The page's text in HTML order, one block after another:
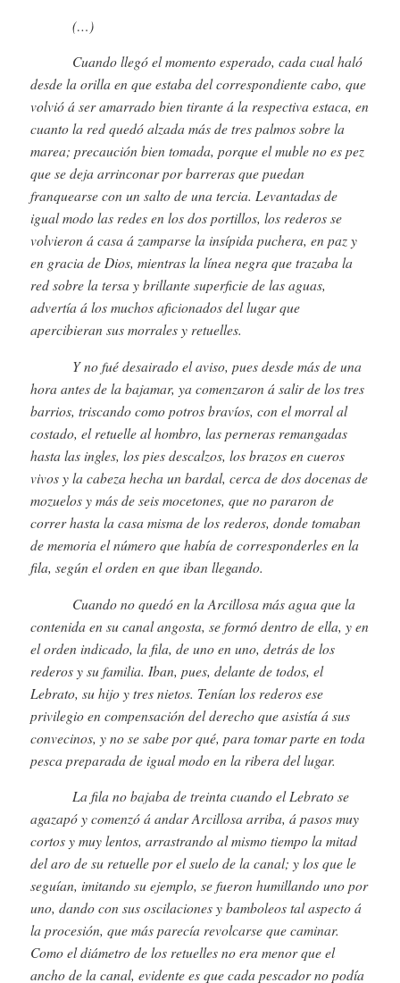
(…)
Cuando llegó el momento esperado, cada cual haló
desde la orilla en que estaba del correspondiente cabo, que
volvió á ser amarrado bien tirante á la respectiva estaca, en
cuanto la red quedó alzada más de tres palmos sobre la
marea; precaución bien tomada, porque el muble no es pez
que se deja arrinconar por barreras que puedan
franquearse con un salto de una tercia. Levantadas de
igual modo las redes en los dos portillos, los rederos se
volvieron á casa á zamparse la insípida puchera, en paz y
en gracia de Dios, mientras la línea negra que trazaba la
red sobre la tersa y brillante superficie de las aguas,
advertía á los muchos aficionados del lugar que
apercibieran sus morrales y retuelles.
Y no fué desairado el aviso, pues desde más de una
hora antes de la bajamar, ya comenzaron á salir de los tres
barrios, triscando como potros bravíos, con el morral al
costado, el retuelle al hombro, las perneras remangadas
hasta las ingles, los pies descalzos, los brazos en cueros
vivos y la cabeza hecha un bardal, cerca de dos docenas de
mozuelos y más de seis mocetones, que no pararon de
correr hasta la casa misma de los rederos, donde tomaban
de memoria el número que había de corresponderles en la
fila, según el orden en que iban llegando.
Cuando no quedó en la Arcillosa más agua que la
contenida en su canal angosta, se formó dentro de ella, y en
el orden indicado, la fila, de uno en uno, detrás de los
rederos y su familia. Iban, pues, delante de todos, el
Lebrato, su hijo y tres nietos. Tenían los rederos ese
privilegio en compensación del derecho que asistía á sus
convecinos, y no se sabe por qué, para tomar parte en toda
pesca preparada de igual modo en la ribera del lugar.
La fila no bajaba de treinta cuando el Lebrato se
agazapó y comenzó á andar Arcillosa arriba, á pasos muy
cortos y muy lentos, arrastrando al mismo tiempo la mitad
del aro de su retuelle por el suelo de la canal; y los que le
seguían, imitando su ejemplo, se fueron humillando uno por
uno, dando con sus oscilaciones y bamboleos tal aspecto á
la procesión, que más parecía revolcarse que caminar.
Como el diámetro de los retuelles no era menor que el
ancho de la canal, evidente es que cada pescador no podía